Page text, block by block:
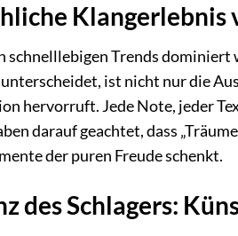
Klangerlebnis
schnelllebigen Trends dominiert
ist nicht nur die
hervorruft. Jede Note, jeder
darauf geachtet, dass
der puren Freude schenkt.
des Schlagers: